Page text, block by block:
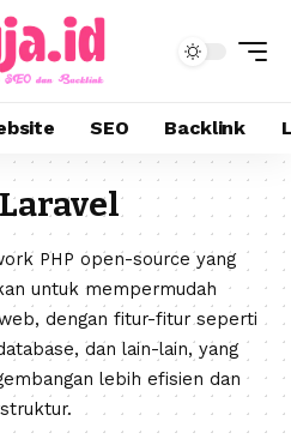
SEO Backlink
Laravel
PHP open-source yang
untuk mempermudah
dengan fitur-fitur seperti
dan lain-lain, yang
lebih efisien dan